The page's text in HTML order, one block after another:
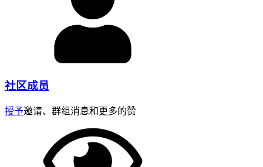
社区成员
授予邀请、群组消息和更多的赞